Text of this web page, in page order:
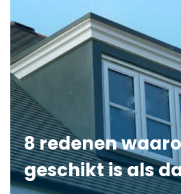
8 redenen
geschikt is als